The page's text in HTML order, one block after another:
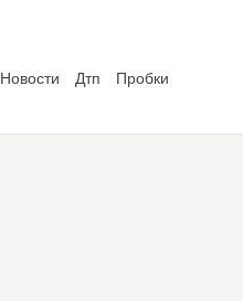
Новости Дтп
Пробки